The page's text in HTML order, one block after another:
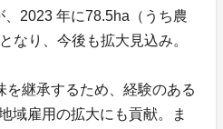
2023 年に78.5ha（うち農
なり、今後も拡大見込み。
を継承するため、経験のある
域雇用の拡大にも貢献。ま